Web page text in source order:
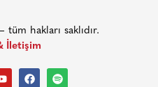
hakları saklıdır.
İletişim